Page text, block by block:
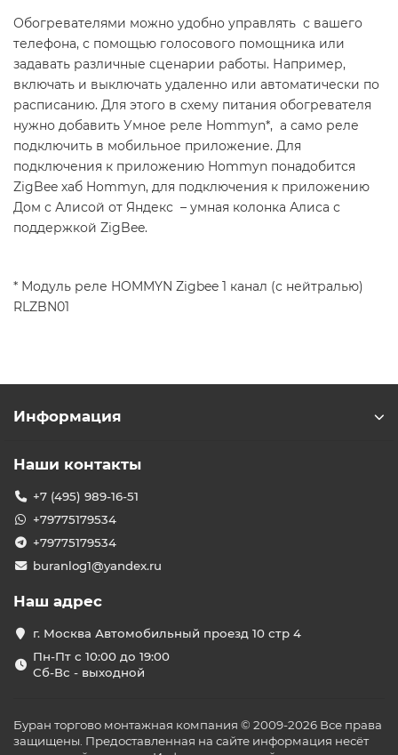
Обогревателями можно удобно управлять с вашего
телефона, с помощью голосового помощника или
задавать различные сценарии работы. Например,
включать и выключать удаленно или автоматически по
расписанию. Для этого в схему питания обогревателя
нужно добавить Умное реле Hommyn*, а само реле
подключить в мобильное приложение. Для
подключения к приложению Hommyn понадобится
ZigBee хаб Hommyn, для подключения к приложению
Дом с Алисой от Яндекс – умная колонка Алиса с
поддержкой ZigBee.
* Модуль реле HOMMYN Zigbee 1 канал (с нейтралью)
RLZBN01
Информация
Наши контакты
+7 (495) 989-16-51
+79775179534
+79775179534
buranlog1@yandex.ru
Наш адрес
г. Москва Автомобильный проезд 10 стр 4
Пн-Пт с 10:00 до 19:00
Сб-Вс - выходной
Буран торгово монтажная компания © 2009-2026 Все права
защищены. Предоставленная на сайте информация несёт